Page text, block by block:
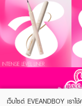
เว็บไซต์ EVEANDBOY เร